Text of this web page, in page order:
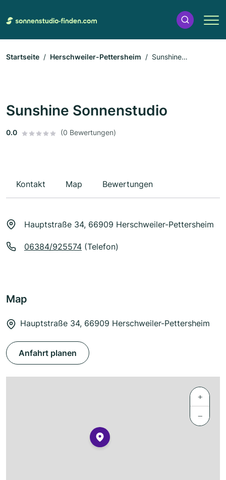
Startseite Herschweiler-Pettersheim
Sunshine
Sunshine Sonnenstudio
0.0 (0 Bewertungen)
Kontakt Map Bewertungen
Hauptstraße 34, 66909 Herschweiler-Pettersheim
06384/925574 (Telefon)
Map
Hauptstraße 34, 66909 Herschweiler-Pettersheim
Anfahrt planen
+
−